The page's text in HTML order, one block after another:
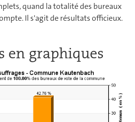
quand la totalité des bureaux
Il s'agit de résultats officieux.
en graphiques